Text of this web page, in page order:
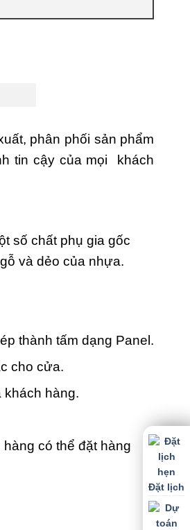
phân phối sản phẩm
tin cậy của mọi khách
số chất phụ gia gốc
và dẻo của nhựa.
thành tấm dạng Panel.
cho cửa.
hàng.
có thể đặt hàng
Đặt lịch